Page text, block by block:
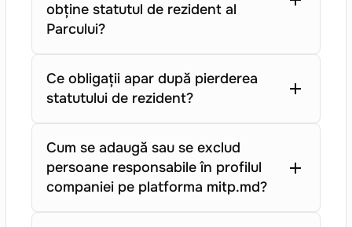
obține statutul de rezident al
Parcului?
Ce obligații apar după pierderea
statutului de rezident?
Cum se adaugă sau se exclud
persoane responsabile în profilul
companiei pe platforma mitp.md?